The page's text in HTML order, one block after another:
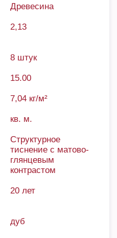
Древесина
2,13
8 штук
15.00
7,04 кг/м²
кв. м.
Cтруктурное
тиснение с матово-
глянцевым
контрастом
20 лет
дуб